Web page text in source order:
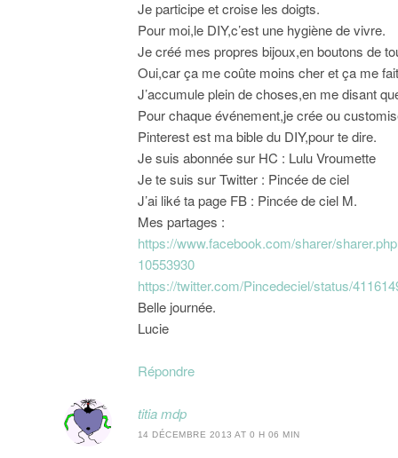
Je participe et croise les doigts.
Pour moi,le DIY,c’est une hygiène de vivre.
Je créé mes propres bijoux,en boutons de
Oui,car ça me coûte moins cher et ça me
J’accumule plein de choses,en me disant
Pour chaque événement,je crée ou
Pinterest est ma bible du DIY,pour te dire.
Je suis abonnée sur HC : Lulu Vroumette
Je te suis sur Twitter : Pincée de ciel
J’ai liké ta page FB : Pincée de ciel M.
Mes partages :
https://www.facebook.com/sharer/
10553930
https://twitter.com/Pincedeciel/status/
Belle journée.
Lucie
Répondre
titia mdp
14 DÉCEMBRE 2013 AT 0 H 06 MIN